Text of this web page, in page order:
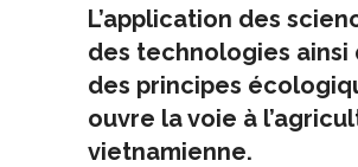
L’application des
des technologies ainsi
des principes
ouvre la voie à
vietnamienne.